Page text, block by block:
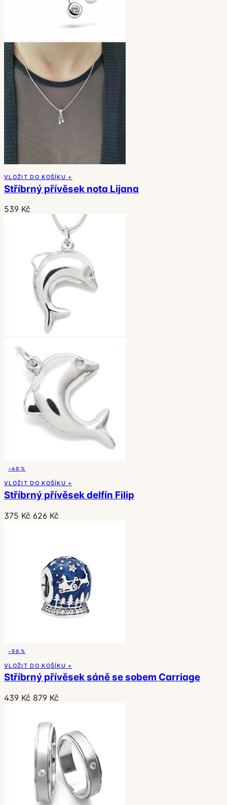
VLOŽIT DO KOŠÍKU +
Stříbrný přívěsek nota Lijana
539 Kč
−40 %
VLOŽIT DO KOŠÍKU +
Stříbrný přívěsek delfín Filip
375 Kč 626 Kč
−50 %
VLOŽIT DO KOŠÍKU +
Stříbrný přívěsek sáně se sobem Carriage
439 Kč 879 Kč